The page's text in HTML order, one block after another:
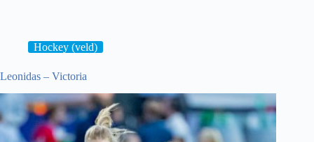
Hockey (veld)
Leonidas – Victoria